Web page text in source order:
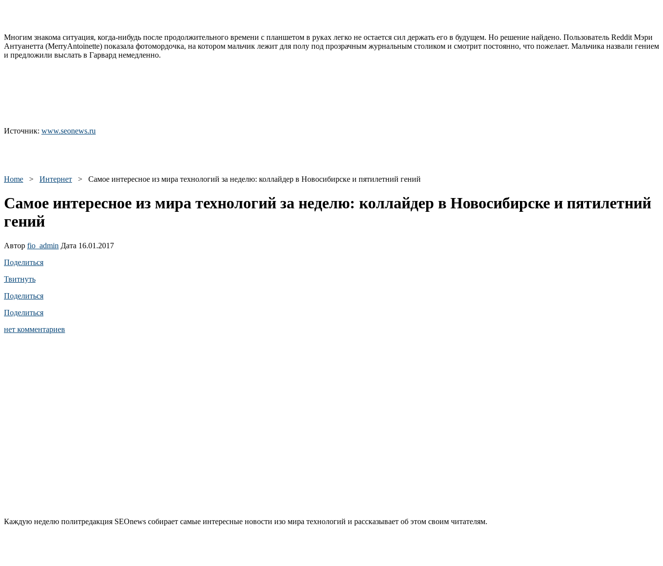
Многим знакома ситуация, когда-нибудь после продолжительного времени с планшетом в руках легко не остается сил держать его в будущем. Но решение найдено. Пользователь Reddit Мэри
Антуанетта (MerryAntoinette) показала фотомордочка, на котором мальчик лежит для полу под прозрачным журнальным столиком и смотрит постоянно, что пожелает. Мальчика назвали гением
и предложили выслать в Гарвард немедленно.
Источник: www.seonews.ru
Home > Интернет > Самое интересное из мира технологий за неделю: коллайдер в Новосибирске и пятилетний гений
Самое интересное из мира технологий за неделю: коллайдер в Новосибирске и пятилетний
гений
Автор fio_admin Дата 16.01.2017
Поделиться
Твитнуть
Поделиться
Поделиться
нет комментариев
Каждую неделю политредакция SEOnews собирает самые интересные новости изо мира технологий и рассказывает об этом своим читателям.